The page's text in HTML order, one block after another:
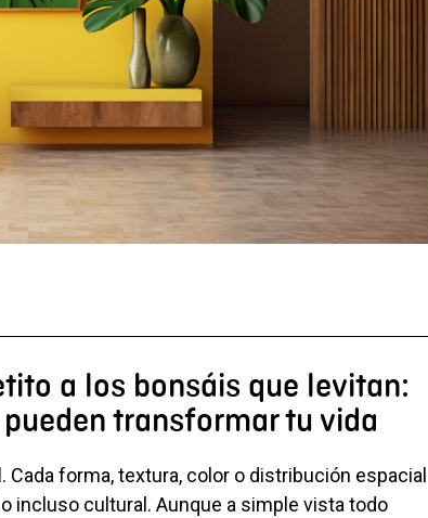
a los bonsáis que levitan:
transformar tu vida
. Cada forma, textura, color o distribución espacial
incluso cultural. Aunque a simple vista todo